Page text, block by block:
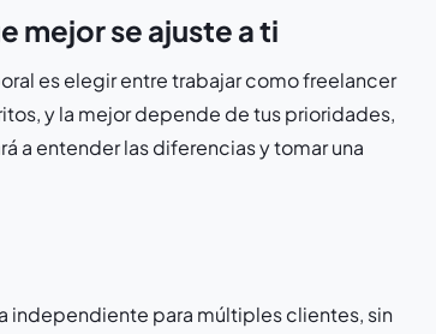
mejor se ajuste a ti
es elegir entre trabajar como freelancer
y la mejor depende de tus prioridades,
a entender las diferencias y tomar una
independiente para múltiples clientes, sin